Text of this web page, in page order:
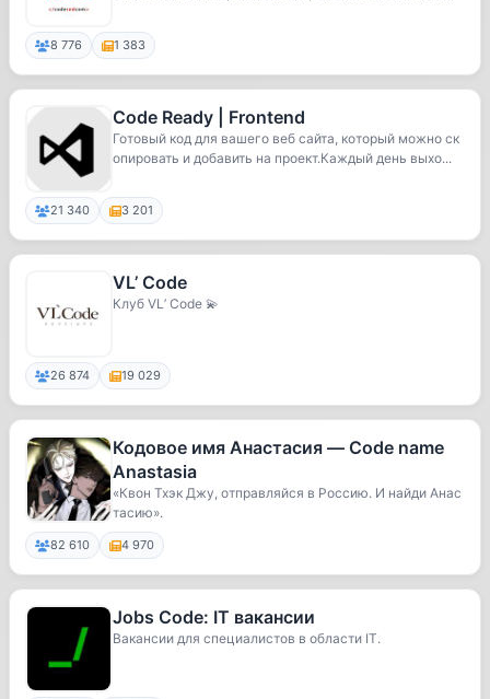
8 776 1 383
Code Ready | Frontend
Готовый код для вашего веб сайта, который можно ск
опировать и добавить на проект.Каждый день выхо...
21 340 3 201
VL’ Code
Клуб VL’ Code 💫
26 874 19 029
Кодовое имя Анастасия — Code name
Anastasia
«Квон Тхэк Джу, отправляйся в Россию. И найди Анас
тасию».
82 610 4 970
Jobs Code: IT вакансии
Вакансии для специалистов в области IT.